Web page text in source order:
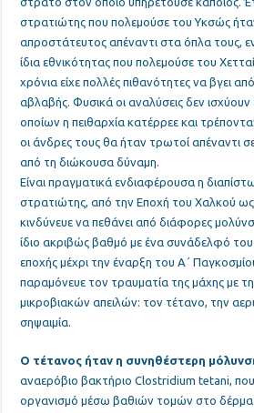
στρατιώτης που πολεμούσε του Υκσώς
απροστάτευτος απέναντι στα όπλα τους,
ίδια εθνικότητας που πολεμούσε του
χρόνια είχε πολλές πιθανότητες να βγει
αβλαβής. Φυσικά οι αναλύσεις δεν
οποίων η πειθαρχία κατέρρεε και
οι άνδρες τους θα ήταν τρωτοί απέναντι
από τη διώκουσα δύναμη.
Είναι πραγματικά ενδιαφέρουσα η
στρατιώτης, από την Εποχή του Χαλκού
κινδύνευε να πεθάνει από διάφορες
ίδιο ακριβώς βαθμό με ένα συνάδελφό
εποχής μέχρι την έναρξη του Α΄
παραμόνευε τον τραυματία της μάχης με
μικροβιακών απειλών: τον τέτανο, την
σηψαιμία.
Ο τέτανος ήταν η συνηθέστερη
αναερόβιο βακτήριο Clostridium tetani, που
οργανισμό μέσω βαθιών τομών στο δέρμα